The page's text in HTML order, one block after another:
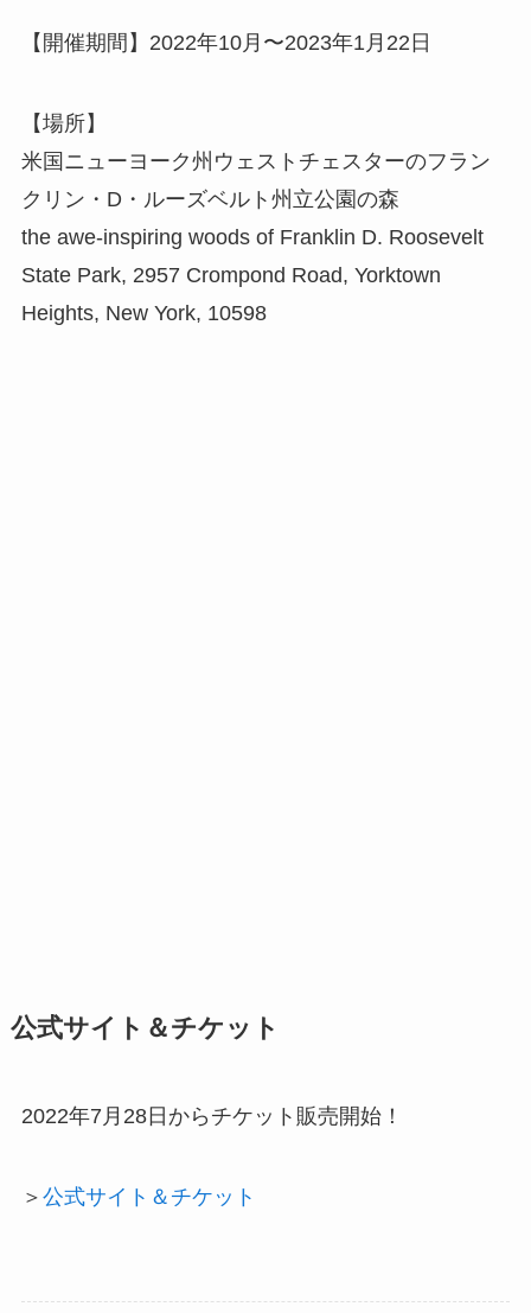
【開催期間】2022年10月〜2023年1月22日
【場所】
米国ニューヨーク州ウェストチェスターのフラン
クリン・D・ルーズベルト州立公園の森
the awe-inspiring woods of Franklin D. Roosevelt
State Park, 2957 Crompond Road, Yorktown
Heights, New York, 10598
公式サイト＆チケット
2022年7月28日からチケット販売開始！
＞ 公式サイト＆チケット